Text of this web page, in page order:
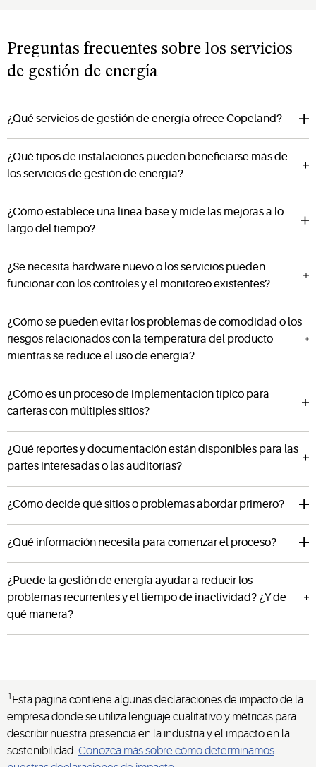
Preguntas frecuentes sobre los servicios
de gestión de energía
¿Qué servicios de gestión de energía ofrece Copeland?
¿Qué tipos de instalaciones pueden beneficiarse más de
los servicios de gestión de energía?
¿Cómo establece una línea base y mide las mejoras a lo
largo del tiempo?
¿Se necesita hardware nuevo o los servicios pueden
funcionar con los controles y el monitoreo existentes?
¿Cómo se pueden evitar los problemas de comodidad o los
riesgos relacionados con la temperatura del producto
mientras se reduce el uso de energía?
¿Cómo es un proceso de implementación típico para
carteras con múltiples sitios?
¿Qué reportes y documentación están disponibles para las
partes interesadas o las auditorías?
¿Cómo decide qué sitios o problemas abordar primero?
¿Qué información necesita para comenzar el proceso?
¿Puede la gestión de energía ayudar a reducir los
problemas recurrentes y el tiempo de inactividad? ¿Y de
qué manera?
1 Esta página contiene algunas declaraciones de impacto de la
empresa donde se utiliza lenguaje cualitativo y métricas para
describir nuestra presencia en la industria y el impacto en la
sostenibilidad. Conozca más sobre cómo determinamos